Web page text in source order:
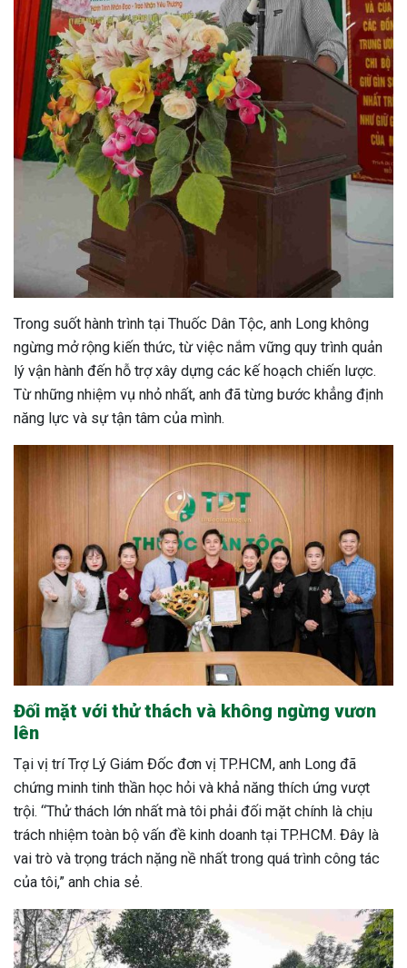
Sau Sinh Có Tự Khỏi
Thông Tin Cần Biết
sau sinh là tình trạng viêm da
phổ biến, khiến đôi bàn tay,
của chị em trở nên khô...
Trong suốt hành trình tại Thuốc Dân Tộc, anh Long không
ngừng mở rộng kiến thức, từ việc nắm vững quy trình quản
lý vận hành đến hỗ trợ xây dựng các kế hoạch chiến lược.
Từ những nhiệm vụ nhỏ nhất, anh đã từng bước khẳng định
năng lực và sự tận tâm của mình.
Đối mặt với thử thách và không ngừng vươn
lên
Tại vị trí Trợ Lý Giám Đốc đơn vị TP.HCM, anh Long đã
chứng minh tinh thần học hỏi và khả năng thích ứng vượt
trội. “Thử thách lớn nhất mà tôi phải đối mặt chính là chịu
trách nhiệm toàn bộ vấn đề kinh doanh tại TP.HCM. Đây là
vai trò và trọng trách nặng nề nhất trong quá trình công tác
của tôi,” anh chia sẻ.